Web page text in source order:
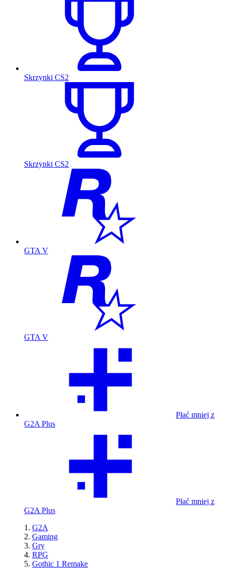
Skrzynki CS2
Skrzynki CS2
GTA V
GTA V
Płać mniej z
G2A Plus
Płać mniej z
G2A Plus
G2A
Gaming
Gry
RPG
Gothic 1 Remake